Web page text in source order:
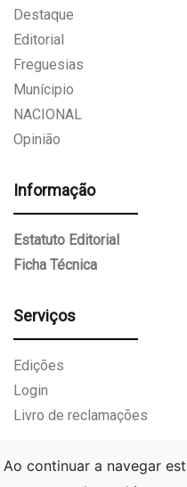
Destaque
Editorial
Freguesias
Munícipio
NACIONAL
Opinião
Informação
Estatuto Editorial
Ficha Técnica
Serviços
Edições
Login
Livro de reclamações
Ao continuar a navegar